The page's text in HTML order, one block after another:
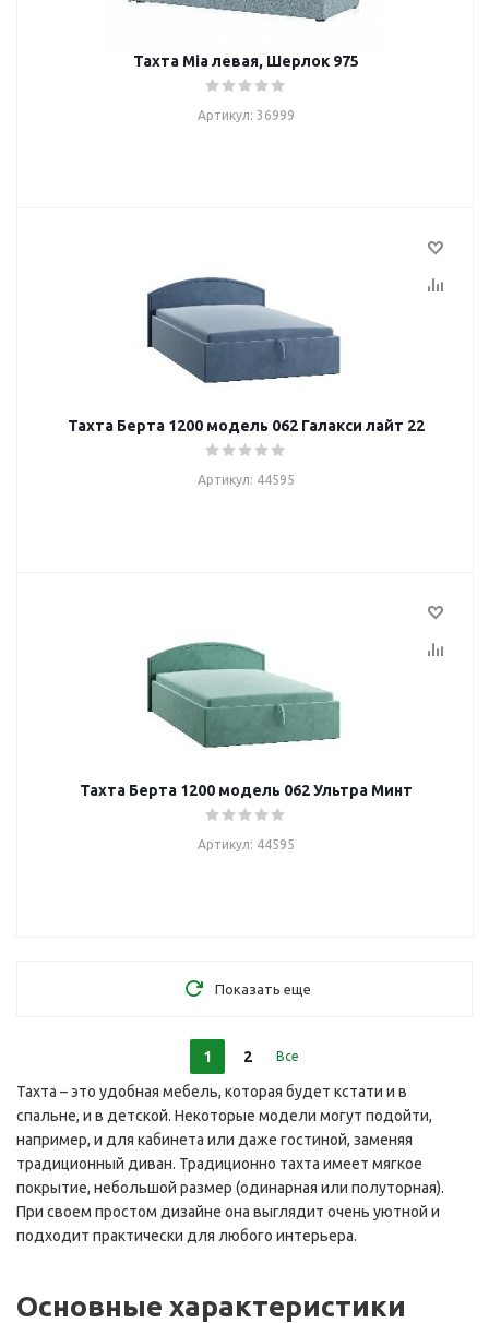
Тахта Mia левая, Шерлок 975
Артикул: 36999
Тахта Берта 1200 модель 062 Галакси лайт 22
Артикул: 44595
Тахта Берта 1200 модель 062 Ультра Минт
Артикул: 44595
Показать еще
1 2 Все
Тахта – это удобная мебель, которая будет кстати и в
спальне, и в детской. Некоторые модели могут подойти,
например, и для кабинета или даже гостиной, заменяя
традиционный диван. Традиционно тахта имеет мягкое
покрытие, небольшой размер (одинарная или полуторная).
При своем простом дизайне она выглядит очень уютной и
подходит практически для любого интерьера.
Основные характеристики